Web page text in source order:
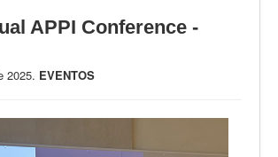
APPI Conference -
2025. EVENTOS